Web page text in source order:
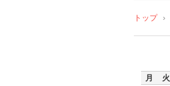
トップ ›
月
火